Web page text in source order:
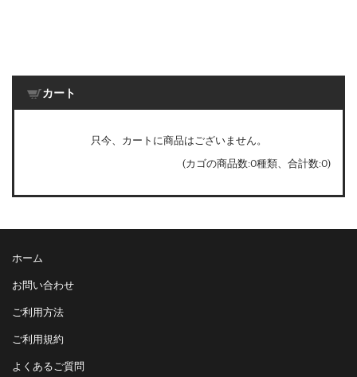
カート
只今、カートに商品はございません。
(カゴの商品数:0種類、合計数:0)
ホーム
お問い合わせ
ご利用方法
ご利用規約
よくあるご質問